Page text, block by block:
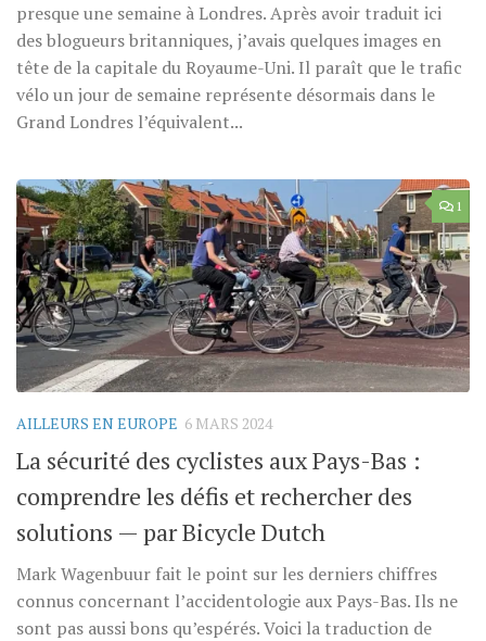
presque une semaine à Londres. Après avoir traduit ici
des blogueurs britanniques, j’avais quelques images en
tête de la capitale du Royaume-Uni. Il paraît que le trafic
vélo un jour de semaine représente désormais dans le
Grand Londres l’équivalent...
1
AILLEURS EN EUROPE 6 MARS 2024
La sécurité des cyclistes aux Pays-Bas :
comprendre les défis et rechercher des
solutions — par Bicycle Dutch
Mark Wagenbuur fait le point sur les derniers chiffres
connus concernant l’accidentologie aux Pays-Bas. Ils ne
sont pas aussi bons qu’espérés. Voici la traduction de